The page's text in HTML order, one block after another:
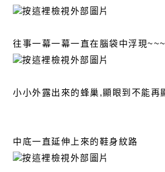
往事一幕一幕一直在腦袋中浮現~~~
小小外露出來的蜂巢,顯眼到不能再
中底一直延伸上來的鞋身紋路